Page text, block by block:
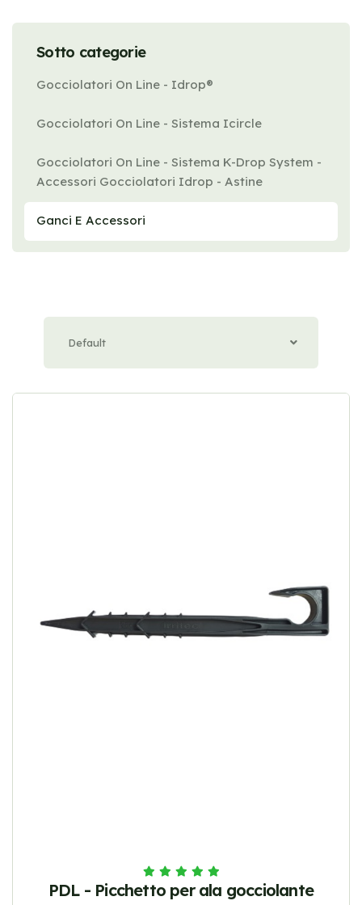
Sotto categorie
Gocciolatori On Line - Idrop®
Gocciolatori On Line - Sistema Icircle
Gocciolatori On Line - Sistema K-Drop System -
Accessori Gocciolatori Idrop - Astine
Ganci E Accessori
Default
PDL - Picchetto per ala gocciolante